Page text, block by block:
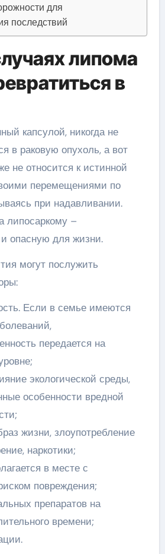
для
последствий
липома
в
капсулой, никогда не
в раковую опухоль, а вот
не относится к истинной
перемещениями по
при надавливании.
липосаркому –
опасную для жизни.
могут послужить
Если в семье имеются
передается на
экологической среды,
особенности вредной
жизни, злоупотребление
наркотики;
в месте с
повреждения;
препаратов на
времени;